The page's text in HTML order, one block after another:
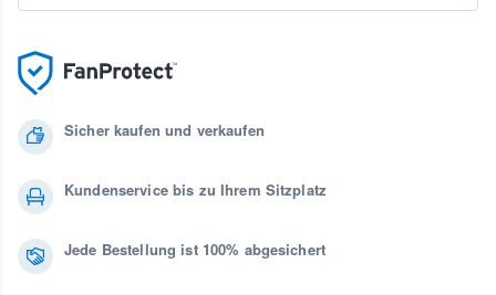
Sicher kaufen und verkaufen
Kundenservice bis zu Ihrem Sitzplatz
Jede Bestellung ist 100% abgesichert